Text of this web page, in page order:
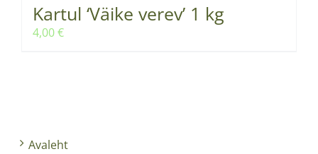
Kartul ‘Väike verev’ 1 kg
4,00€
Avaleht